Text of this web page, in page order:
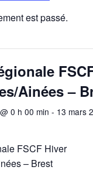
est passé.
Ainées –
0 h 00 min - 13 mars
FSCF Hiver
– Brest